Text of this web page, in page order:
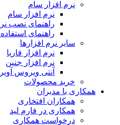
نرم افزار سام
نرم افزار سام
راهنمای نصب
راهنمای
سایر نرم افزارها
نرم افزار فاریا
نرم افزار جنین
آنتی ویروس آویرا
خرید محصولات
همکاری با مدیران
همکاران افتخاری
همکاری در فارم لید
درخواست همکاری